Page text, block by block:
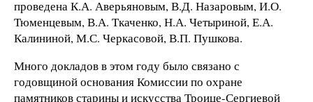
проведена К.А. Аверьяновым, В.Д. Назаровым, И.О.
Тюменцевым, В.А. Ткаченко, Н.А. Четыриной, Е.А.
Калининой, М.С. Черкасовой, В.П. Пушкова.
Много докладов в этом году было связано с
годовщиной основания Комиссии по охране
памятников старины и искусства Троице-Сергиевой